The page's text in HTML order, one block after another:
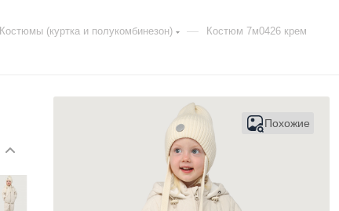
Костюмы (куртка и полукомбинезон) — Костюм 7м0426 крем
Похожие